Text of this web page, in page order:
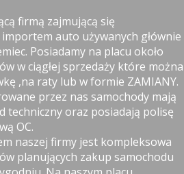
firmą zajmującą się
auto używanych głównie
Posiadamy na placu około
w ciągłej sprzedaży które można
,na raty lub w formie ZAMIANY.
przez nas samochody mają
techniczny oraz posiadają polisę
OC.
naszej firmy jest kompleksowa
planujących zakup samochodu